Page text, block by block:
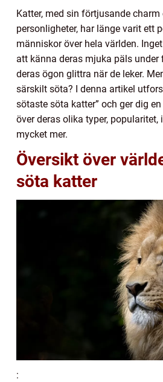
Katter, med sin förtjusande
personligheter, har länge varit ett
människor över hela världen.
att känna deras mjuka päls under
deras ögon glittra när de leker.
särskilt söta? I denna artikel
sötaste söta katter” och ger dig
över deras olika typer,
mycket mer.
Översikt över
söta katter
: